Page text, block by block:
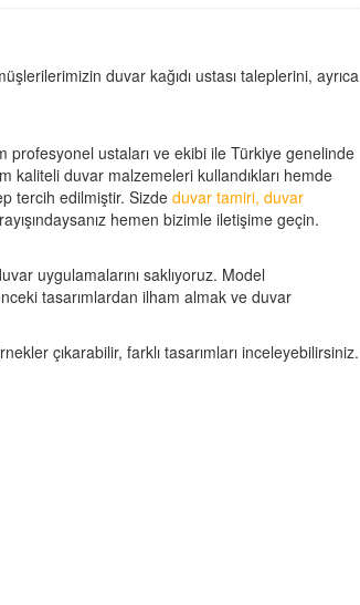
duvar kağıdı ustası taleplerini, ayrıca
ustaları ve ekibi ile Türkiye genelinde
kaliteli duvar malzemeleri kullandıkları hemde
tercih edilmiştir. Sizde duvar tamiri, duvar
hemen bizimle iletişime geçin.
uygulamalarını saklıyoruz. Model
tasarımlardan ilham almak ve duvar
çıkarabilir, farklı tasarımları inceleyebilirsiniz.